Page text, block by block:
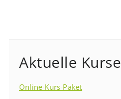
Aktuelle Kurse
Online-Kurs-Paket